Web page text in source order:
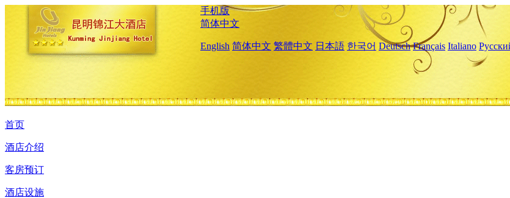
手机版
简体中文
English 简体中文 繁體中文 日本語 한국어 Deutsch Français Italiano
首页
酒店介绍
客房预订
酒店设施